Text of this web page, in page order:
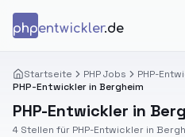
phpentwickler.de
Startseite PHP Jobs
PHP-
PHP-Entwickler in Bergheim
PHP-Entwickler in
4 Stellen für PHP-Entwickler in